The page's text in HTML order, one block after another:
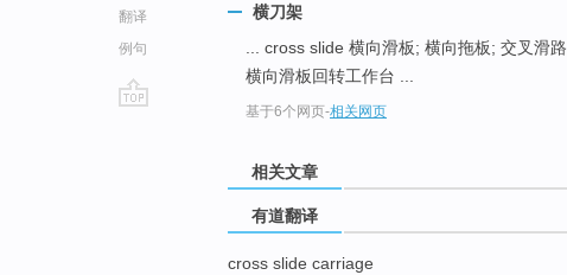
翻译
例句
横刀架
... cross slide 横向滑板; 横向拖板; 交叉滑路
横向滑板回转工作台 ...
基于6个网页-相关网页
相关文章
有道翻译
cross slide carriage